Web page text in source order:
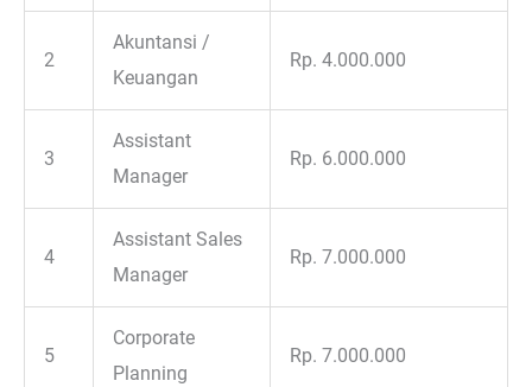
2
Akuntansi /
Keuangan
Rp. 4.000.000
3
Assistant
Manager
Rp. 6.000.000
4
Assistant Sales
Manager
Rp. 7.000.000
5
Corporate
Planning
Rp. 7.000.000